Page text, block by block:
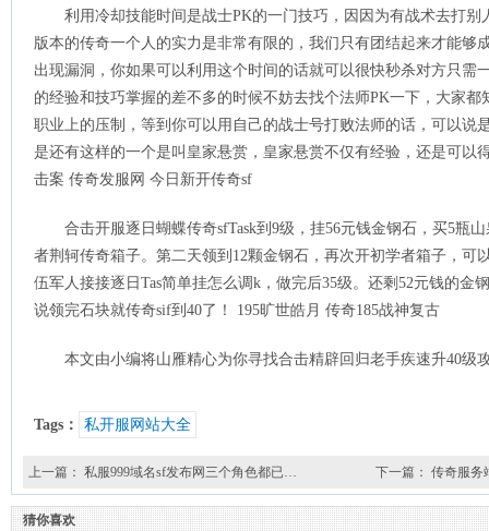
利用冷却技能时间是战士PK的一门技巧，因因为有战术去打
版本的传奇一个人的实力是非常有限的，我们只有团结起来才能够
出现漏洞，你如果可以利用这个时间的话就可以很快秒杀对方只需
的经验和技巧掌握的差不多的时候不妨去找个法师PK一下，大家
职业上的压制，等到你可以用自己的战士号打败法师的话，可以说
是还有这样的一个是叫皇家悬赏，皇家悬赏不仅有经验，还是可以
击案 传奇发服网 今日新开传奇sf
合击开服逐日蝴蝶传奇sfTask到9级，挂56元钱金钢石，买5瓶
者荆轲传奇箱子。第二天领到12颗金钢石，再次开初学者箱子，可
伍军人接接逐日Tas简单挂怎么调k，做完后35级。还剩52元钱的金
说领完石块就传奇sif到40了！ 195旷世皓月 传奇185战神复古
本文由小编将山雁精心为你寻找合击精辟回归老手疾速升40级
Tags： 私开服网站大全
上一篇： 私服999域名sf发布网三个角色都已… 下一篇： 传奇服务
猜你喜欢